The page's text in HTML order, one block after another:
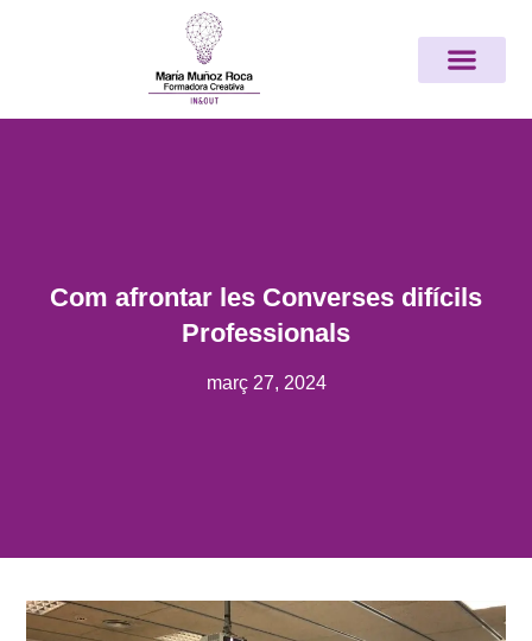
Com afrontar les Converses difícils
Professionals
març 27, 2024